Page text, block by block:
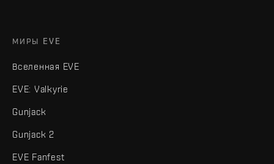
МИРЫ EVE
Вселенная EVE
EVE: Valkyrie
Gunjack
Gunjack 2
EVE Fanfest